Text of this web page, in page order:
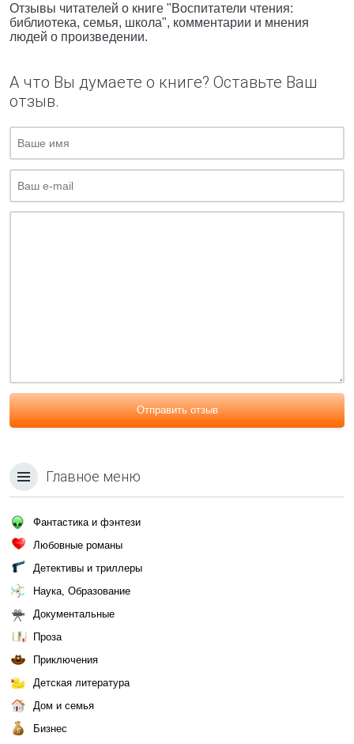
Отзывы читателей о книге "Воспитатели чтения:
библиотека, семья, школа", комментарии и мнения
людей о произведении.
А что Вы думаете о книге? Оставьте Ваш
отзыв.
Отправить отзыв
Главное меню
Фантастика и фэнтези
Любовные романы
Детективы и триллеры
Наука, Образование
Документальные
Проза
Приключения
Детская литература
Дом и семья
Бизнес